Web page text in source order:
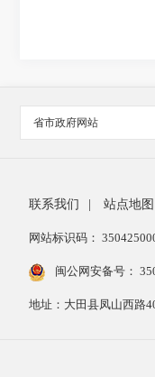
省市政府网站
联系我们 站点地图
网站标识码：
闽公网安备号：
地址：大田县凤山西路